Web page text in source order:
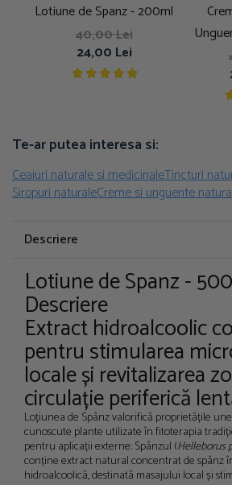
Lotiune de Spanz - 200ml
40,00 Lei
24,00 Lei
Te-ar putea interesa si:
Ceaiuri naturale si medicinaleTincturi
Siropuri naturaleCreme si unguente
Descriere
Lotiune de Spanz -
Descriere
Extract hidroalcoolic
pentru stimularea
locale și revitalizarea
circulație periferică
Loțiunea de Spânz valorifică proprietățile
cunoscute plante utilizate în fitoterapia
pentru aplicații externe: Spânzul (Helleborus
conține extract natural concentrat de spânz
hidroalcoolică, destinată masajului local și